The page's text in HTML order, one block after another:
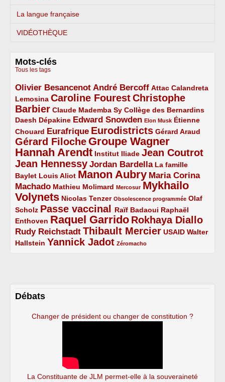
La langue française
VIDÉOTHÈQUE
Mots-clés
Tous les tags
Olivier Besancenot
3/5 André Bercoff
3/5 Attac
2/5
Calandreta
Lemosina
2/5 Caroline Fourest
4/5
Christophe
Barbier
4/5 Claude Mademba Sy
2/5 Collège des Bernardins
2/5
Daesh
2/5 Dépakine
2/5 Edward Snowden
3/5 Elon Musk
1/5
Étienne
Chouard
2/5 Eurafrique
3/5 Eurodistricts
4/5 Gérard Araud
2/5
Gérard Filoche
4/5 Groupe Wagner
5/5
Hannah Arendt
5/5 Institut Iliade
2/5 Jean Coutrot
4/5
Jean Hennessy
4/5 Jordan Bardella
3/5
La famille
Baylet
2/5 Louis Aliot
2/5 Manon Aubry
5/5
Maria Corina
Machado
3/5 Mathieu Molimard
2/5 Mercosur
1/5
Mykhailo
Volynets
5/5 Nicolas Tenzer
2/5 Obsolescence programmée
1/5
Olaf
Scholz
2/5 Passe vaccinal
4/5 Raïf Badaoui
2/5
Raphaël
Enthoven
2/5 Raquel Garrido
5/5 Rokhaya Diallo
4/5
Rudy Reichstadt
3/5 Thibault Mercier
4/5 USAID
2/5
Walter
Hallstein
2/5 Yannick Jadot
4/5 Zéromacho
1/5
Débats
Changer de président ou changer de constitution ?
La Constituante de JLM permet-elle à la souveraineté